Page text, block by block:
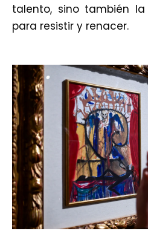
talento, sino también
para resistir y renacer.